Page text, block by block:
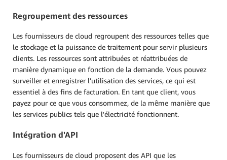
Regroupement des ressources
Les fournisseurs de cloud regroupent des ressources telles que
le stockage et la puissance de traitement pour servir plusieurs
clients. Les ressources sont attribuées et réattribuées de
manière dynamique en fonction de la demande. Vous pouvez
surveiller et enregistrer l'utilisation des services, ce qui est
essentiel à des fins de facturation. En tant que client, vous
payez pour ce que vous consommez, de la même manière que
les services publics tels que l'électricité fonctionnent.
Intégration d'API
Les fournisseurs de cloud proposent des API que les